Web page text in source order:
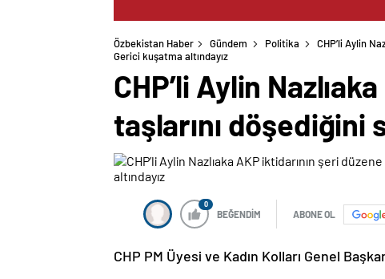
Özbekistan Haber Gündem Politika
CHP’li Aylin
Gerici kuşatma altındayız
CHP’li Aylin
taşlarını döşediğini
0
BEĞENDİM ABONE OL
CHP PM Üyesi ve Kadın Kolları Genel